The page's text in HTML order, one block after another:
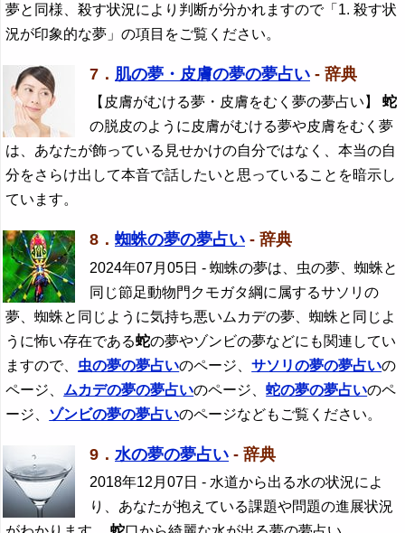
夢と同様、殺す状況により判断が分かれますので「1. 殺す状
況が印象的な夢」の項目をご覧ください。
7． 肌の夢・皮膚の夢の夢占い - 辞典
【皮膚がむける夢・皮膚をむく夢の夢占い】 蛇
の脱皮のように皮膚がむける夢や皮膚をむく夢
は、あなたが飾っている見せかけの自分ではなく、本当の自
分をさらけ出して本音で話したいと思っていることを暗示し
ています。
8． 蜘蛛の夢の夢占い - 辞典
2024年07月05日 - 蜘蛛の夢は、虫の夢、蜘蛛と
同じ節足動物門クモガタ綱に属するサソリの
夢、蜘蛛と同じように気持ち悪いムカデの夢、蜘蛛と同じよ
うに怖い存在である蛇の夢やゾンビの夢などにも関連してい
ますので、 虫の夢の夢占いのページ、サソリの夢の夢占いの
ページ、 ムカデの夢の夢占いのページ、蛇の夢の夢占いのペ
ージ、 ゾンビの夢の夢占いのページなどもご覧ください。
9． 水の夢の夢占い - 辞典
2018年12月07日 - 水道から出る水の状況によ
り、あなたが抱えている課題や問題の進展状況